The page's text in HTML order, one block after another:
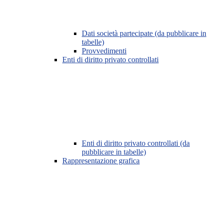
Dati società partecipate (da pubblicare in
tabelle)
Provvedimenti
Enti di diritto privato controllati
Enti di diritto privato controllati (da
pubblicare in tabelle)
Rappresentazione grafica